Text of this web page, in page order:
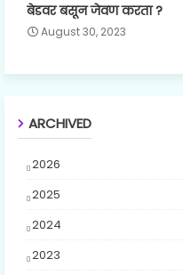
बेडवर बसून जेवण करता ?
August 30, 2023
ARCHIVED
2026
2025
2024
2023